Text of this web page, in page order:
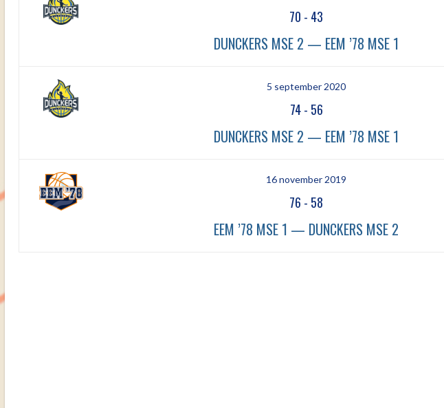
70 - 43
DUNCKERS MSE 2 — EEM ’78 MSE 1
5 september 2020
74- 56
DUNCKERS MSE 2 — EEM ’78 MSE 1
16 november 2019
76 - 58
EEM ’78 MSE 1 — DUNCKERS MSE 2